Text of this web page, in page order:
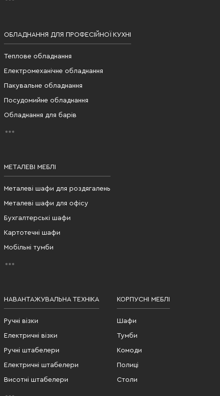
ОБЛАДНАННЯ ДЛЯ ПРОФЕСІЙНОЇ КУХНІ
Теплове обладнання
Електромеханічне обладнання
Пакувальне обладнання
Посудомийне обладнання
Обладнання для барів
МЕТАЛЕВІ МЕБЛІ
Металеві шафи для роздягалень
Металеві шафи для офісу
Бухгалтерські шафи
Картотечні шафи
Мобільні тумби
НАВАНТАЖУВАЛЬНА ТЕХНІКА
Ручні візки
Електричні візки
Ручні штабелери
Електричні штабелери
Висотні штабелери
КОРПУСНІ МЕБЛІ
Шафи
Тумби
Комоди
Полиці
Столи